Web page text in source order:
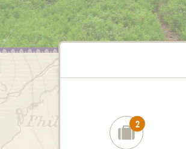
number_of_trips:
2